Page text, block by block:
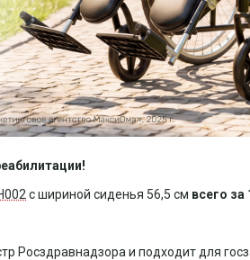
с шириной сиденья 56,5 см всего за
Росздравнадзора и подходит для